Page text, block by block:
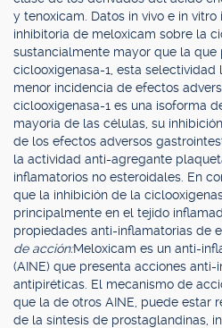
y tenoxicam. Datos in vivo e in
inhibitoria de meloxicam sobre la
sustancialmente mayor que la que
ciclooxigenasa-1, esta selectividad
menor incidencia de efectos
ciclooxigenasa-1 es una isoforma
mayoría de las células, su
de los efectos adversos
la actividad anti-agregante
inflamatorios no esteroidales. En
que la inhibición de la
principalmente en el tejido
propiedades anti-inflamatorias de
de acción:Meloxicam es un anti-
(AINE) que presenta acciones
antipiréticas. El mecanismo de
que la de otros AINE, puede estar
de la síntesis de prostaglandinas,